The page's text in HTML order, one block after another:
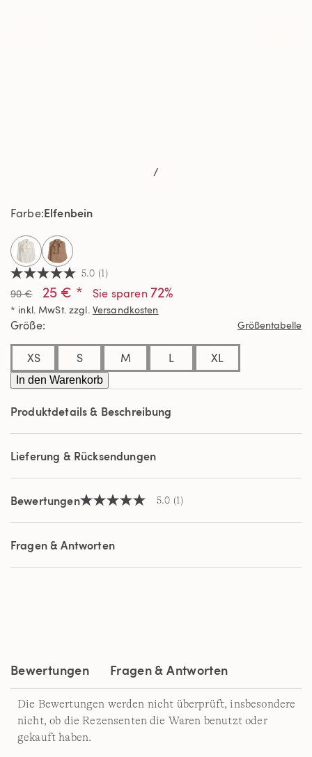
/
5.0
von
5
Sternen,
Durchschnittswert
Bewertung.
Read
a
Review.
Link
derselben
5.0 (1)
90 € 25 € * Sie sparen 72%
* inkl. MwSt. zzgl. Versandkosten
Farbe Elfenbein
selected
Größe Größentabelle
XS S M L XL
In den Warenkorb
Produktdetails & Beschreibung
Lieferung & Rücksendungen
Bewertungen5.0
5
Sternen,
Durchschnittswert
Bewertung.
5.0 (1)
Fragen & Antworten
Bewertungen Fragen & Antworten
Die Bewertungen werden nicht überprüft, insbesondere
nicht, ob die Rezensenten die Waren benutzt oder
gekauft haben.